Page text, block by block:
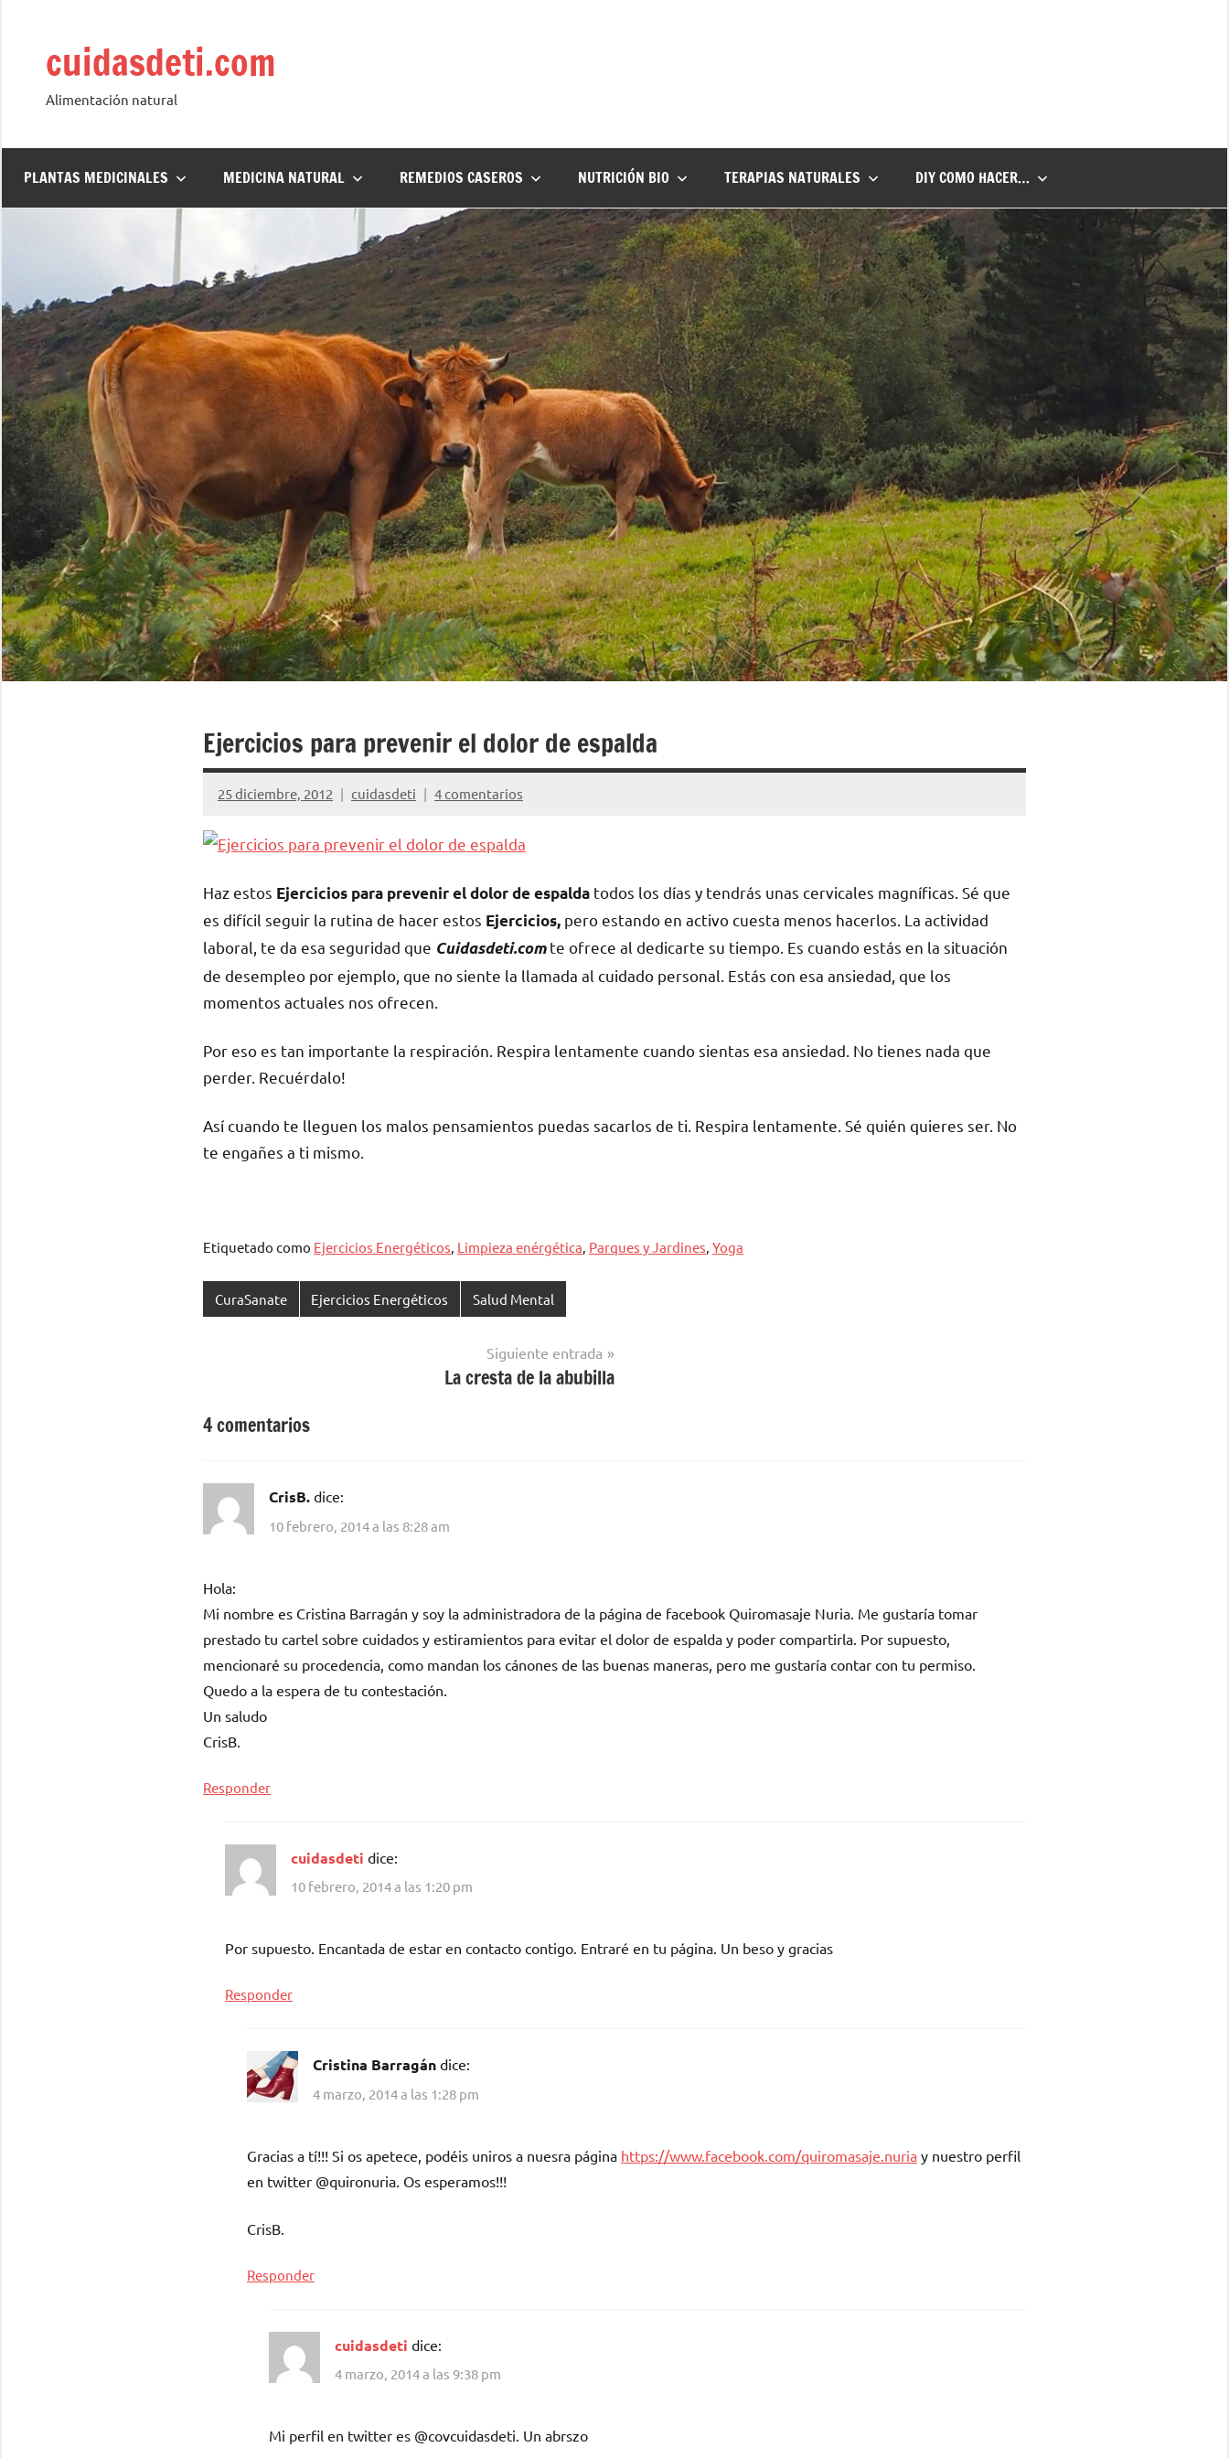
contenidocuidasdeti.com
Alimentación natural
PLANTAS MEDICINALES MEDICINA NATURAL REMEDIOS CASEROS NUTRICIÓN BIO TERAPIAS NATURALES DIY COMO HACER…
Ejercicios para prevenir el dolor de espalda
25 diciembre, 2012 cuidasdeti 4 comentarios
Haz estos Ejercicios para prevenir el dolor de espalda todos los días y tendrás unas cervicales magníficas. Sé que
es difícil seguir la rutina de hacer estos Ejercicios, pero estando en activo cuesta menos hacerlos. La actividad
laboral, te da esa seguridad que Cuidasdeti.comte ofrece al dedicarte su tiempo. Es cuando estás en la situación
de desempleo por ejemplo, que no siente la llamada al cuidado personal. Estás con esa ansiedad, que los
momentos actuales nos ofrecen.
Por eso es tan importante la respiración. Respira lentamente cuando sientas esa ansiedad. No tienes nada que
perder. Recuérdalo!
Así cuando te lleguen los malos pensamientos puedas sacarlos de ti. Respira lentamente. Sé quién quieres ser. No
te engañes a ti mismo.
Etiquetado como Ejercicios Energéticos, Limpieza enérgética, Parques y Jardines, Yoga
CuraSanate Ejercicios Energéticos Salud Mental
entradas
Siguiente entrada
La cresta de la abubilla
4 comentarios
CrisB. dice:
10 febrero, 2014 a las 8:28 am
Hola:
Mi nombre es Cristina Barragán y soy la administradora de la página de facebook Quiromasaje Nuria. Me gustaría tomar
prestado tu cartel sobre cuidados y estiramientos para evitar el dolor de espalda y poder compartirla. Por supuesto,
mencionaré su procedencia, como mandan los cánones de las buenas maneras, pero me gustaría contar con tu permiso.
Quedo a la espera de tu contestación.
Un saludo
CrisB.
Responder
cuidasdeti dice:
10 febrero, 2014 a las 1:20 pm
Por supuesto. Encantada de estar en contacto contigo. Entraré en tu página. Un beso y gracias
Responder
Cristina Barragán dice:
4 marzo, 2014 a las 1:28 pm
Gracias a tí!!! Si os apetece, podéis uniros a nuesra página https://www.facebook.com/quiromasaje.nuria y nuestro perfil
en twitter @quironuria. Os esperamos!!!
CrisB.
Responder
cuidasdeti dice:
4 marzo, 2014 a las 9:38 pm
Mi perfil en twitter es @covcuidasdeti. Un abrszo